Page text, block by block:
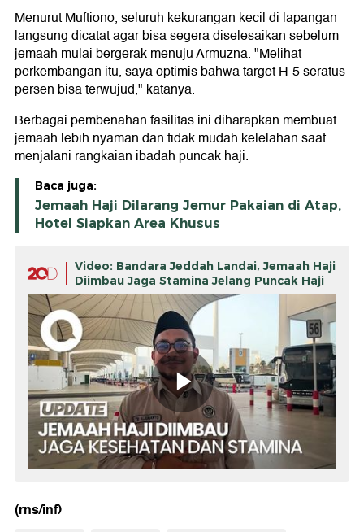
Menurut Muftiono, seluruh kekurangan kecil di lapangan
langsung dicatat agar bisa segera diselesaikan sebelum
jemaah mulai bergerak menuju Armuzna. "Melihat
perkembangan itu, saya optimis bahwa target H-5 seratus
persen bisa terwujud," katanya.
Berbagai pembenahan fasilitas ini diharapkan membuat
jemaah lebih nyaman dan tidak mudah kelelahan saat
menjalani rangkaian ibadah puncak haji.
Baca juga:
Jemaah Haji Dilarang Jemur Pakaian di Atap,
Hotel Siapkan Area Khusus
Video: Bandara Jeddah Landai, Jemaah Haji
Diimbau Jaga Stamina Jelang Puncak Haji
(rns/inf)